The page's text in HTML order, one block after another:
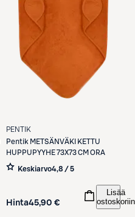
PENTIK
Pentik METSÄNVÄKI KETTU
HUPPUPYYHE 73X73 CM ORA
Keskiarvo4,8 / 5
Hinta45,90 €
Lisää
ostoskoriin